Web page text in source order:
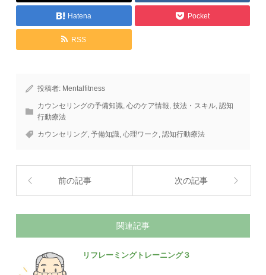
Hatena Pocket
RSS
投稿者: Mentalfitness
カウンセリングの予備知識,心のケア情報,技法・スキル,認知
行動療法
カウンセリング,予備知識,心理ワーク ,認知行動療法
前の記事 次の記事
関連記事
リフレーミングトレーニング３